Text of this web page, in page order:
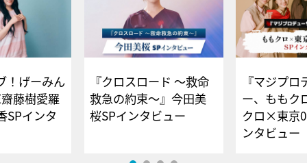
！げーみん
藤樹愛羅
SPインタ
『クロスロード ～救命
救急の約束～』今田美
桜SPインタビュー
『マジプロ
ー、ももク
クロ×東京
ンタビュー